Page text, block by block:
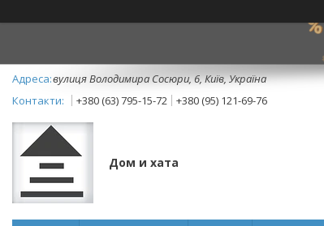
вулиця Володимира Сосюри, 6, Київ, Україна
+380 (63) 795-15-72
+380 (95) 121-69-76
Дом и хата